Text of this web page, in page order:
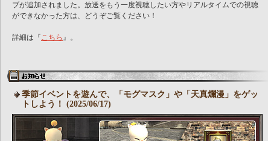
ブが追加されました。放送をもう一度視聴したい方やリアルタイムでの視聴
ができなかった方は、どうぞご覧ください！
詳細は『こちら 』。
季節イベントを遊んで、「モグマスク」や「天真爛漫」をゲッ
トしよう！ (2025/06/17)